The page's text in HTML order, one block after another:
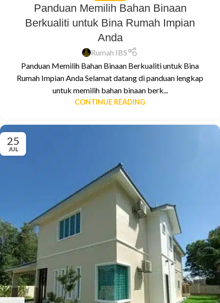
Panduan Memilih Bahan Binaan
Berkualiti untuk Bina Rumah Impian
Anda
Rumah IBS
Panduan Memilih Bahan Binaan Berkualiti untuk Bina
Rumah Impian Anda Selamat datang di panduan lengkap
untuk memilih bahan binaan berk...
CONTINUE READING
25
JUL